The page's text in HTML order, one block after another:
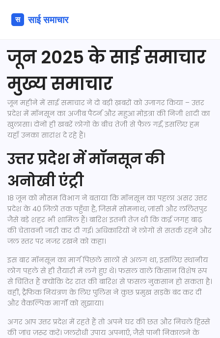
जून 2025 के साई समाचार
मुख्य समाचार
जून महीने में साई समाचार ने दो बड़ी ख़बरों को उजागर किया – उत्तर
प्रदेश में मॉनसून का अजीब पैटर्न और महुआ मोइत्रा की निजी शादी का
खुलासा। दोनों ही खबरें लोगों के बीच तेज़ी से फैल गईं, इसलिए हम
यहाँ उनका सारांश दे रहे हैं।
उत्तर प्रदेश में मॉनसून की
अनोखी एंट्री
18 जून को मौसम विभाग ने बताया कि मॉनसून का पहला असर उत्तर
प्रदेश के 40 जिलों तक पहुँचा है, जिसमें सोमनाथ, ज़ांसी और ललितपुर
जैसे बड़े शहर भी शामिल हैं। बारिश इतनी तेज़ थी कि कई जगह बाढ़
की चेतावनी जारी कर दी गई। अधिकारियों ने लोगों से सतर्क रहने और
जल स्तर पर नजर रखने को कहा।
इस बार मॉनसून का मार्ग पिछले सालों से अलग था, इसलिए स्थानीय
लोग पहले से ही तैयारी में लगे हुए थे। फसल वाले किसान विशेष रूप
से चिंतित हैं क्योंकि देर रात की बारिश से फ़सल नुकसान हो सकता है।
वहीं, ट्रैफिक नियंत्रण के लिए पुलिस ने कुछ प्रमुख सड़कें बंद कर दीं
और वैकल्पिक मार्गों को सुझाया।
अगर आप उत्तर प्रदेश में रहते हैं तो अपने घर की छत और निचले हिस्से
की जांच ज़रूर करें। जलरोधी उपाय अपनाएँ, जैसे पानी निकालने के